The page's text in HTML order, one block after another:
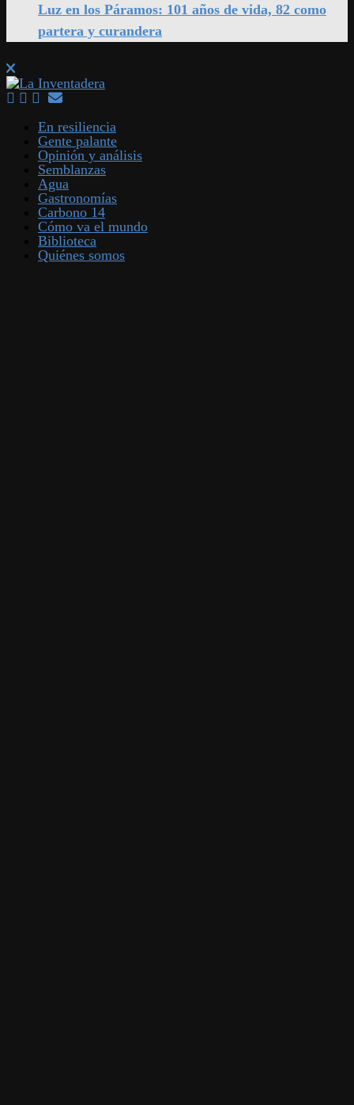
Luz en los Páramos: 101 años de vida, 82 como
partera y curandera
En resiliencia
Gente palante
Opinión y análisis
Semblanzas
Agua
Gastronomías
Carbono 14
Cómo va el mundo
Biblioteca
Quiénes somos